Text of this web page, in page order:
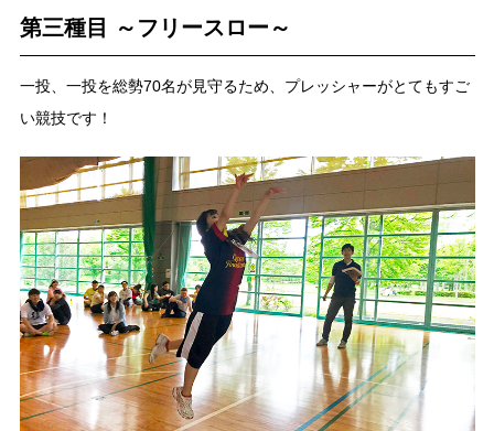
第三種目 ～フリースロー～
一投、一投を総勢70名が見守るため、プレッシャーがとてもすご
い競技です！